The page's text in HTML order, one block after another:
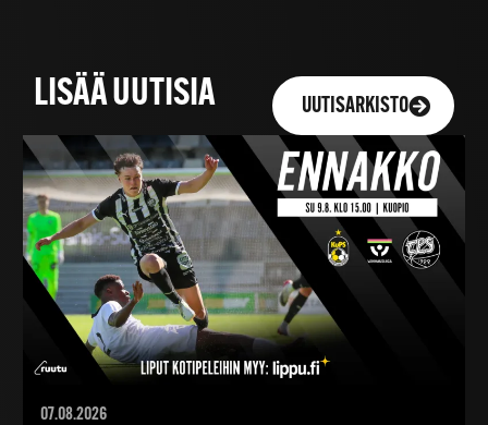
LISÄÄ UUTISIA UUTISARKISTO
07.08.2026